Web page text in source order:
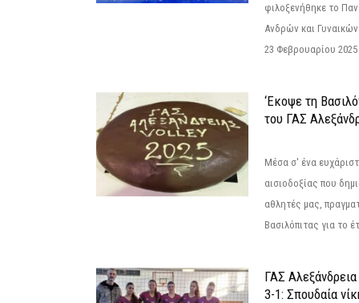
φιλοξενήθηκε το
Ανδρών και
23 Φεβρουαρίου
‘Εκοψε τη
του ΓΑΣ
Μέσα σ' ένα
αισιοδοξίας που
αθλητές μας,
Βασιλόπιτας για το
ΓΑΣ
3-1: Σπουδαία